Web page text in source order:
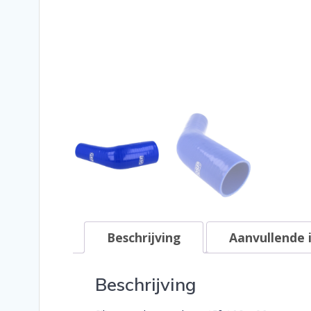
Beschrijving
Beschrijving